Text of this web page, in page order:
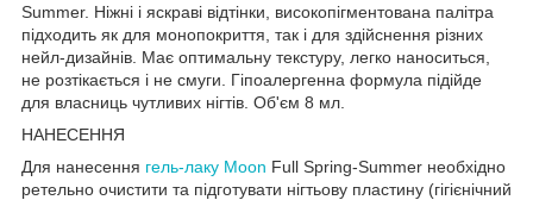
Summer. Ніжні і яскраві відтінки, високопігментована палітра
підходить як для монопокриття, так і для здійснення різних
нейл-дизайнів. Має оптимальну текстуру, легко наноситься,
не розтікається і не смуги. Гіпоалергенна формула підійде
для власниць чутливих нігтів. Об'єм 8 мл.
НАНЕСЕННЯ
Для нанесення гель-лаку Moon Full Spring-Summer необхідно
ретельно очистити та підготувати нігтьову пластину (гігієнічний